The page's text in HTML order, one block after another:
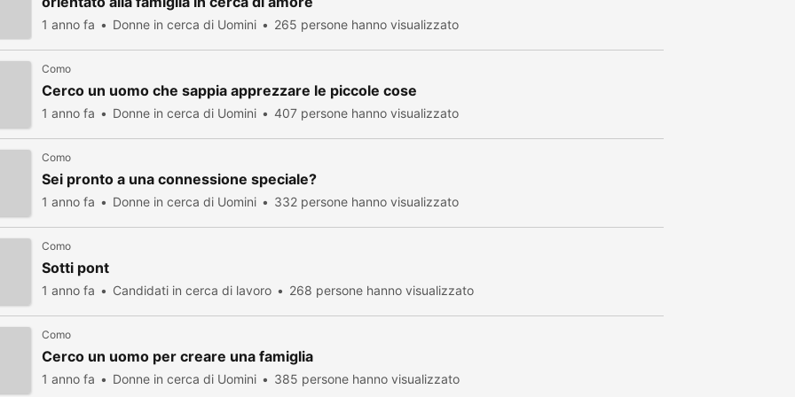
1 anno fa Donne in cerca di Uomini 265 persone hanno visualizzato
Como
Cerco un uomo che sappia apprezzare le piccole cose
1 anno fa Donne in cerca di Uomini 407 persone hanno visualizzato
Como
Sei pronto a una connessione speciale?
1 anno fa Donne in cerca di Uomini 332 persone hanno visualizzato
Como
Sotti pont
1 anno fa Candidati in cerca di lavoro 268 persone hanno visualizzato
Como
Cerco un uomo per creare una famiglia
1 anno fa Donne in cerca di Uomini 385 persone hanno visualizzato